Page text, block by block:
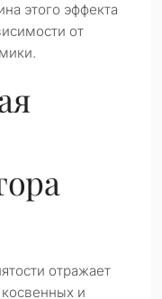
этого эффекта
от
отражает
и